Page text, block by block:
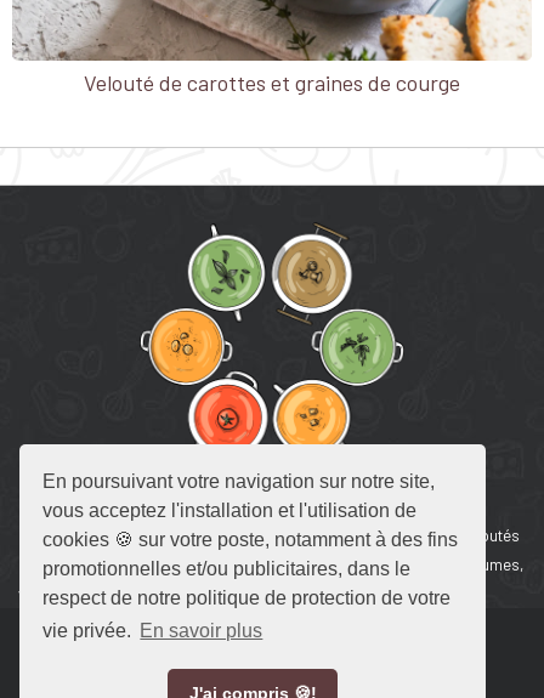
En poursuivant votre navigation sur notre site,
vous acceptez l'installation et l'utilisation de
cookies 🍪 sur votre poste, notamment à des fins
promotionnelles et/ou publicitaires, dans le
respect de notre politique de protection de votre
vie privée. En savoir plus
J'ai compris 🍪!
Velouté de carottes et graines de courge
RECETTE DE SOUPE
Retrouvez en un seul endroit toutes nos recettes de soupes 🥣, veloutés
et bouillons. Velouté de potiron, soupe de tomate et bouillon de légumes,
vous n’aurez que l’embarras du choix.